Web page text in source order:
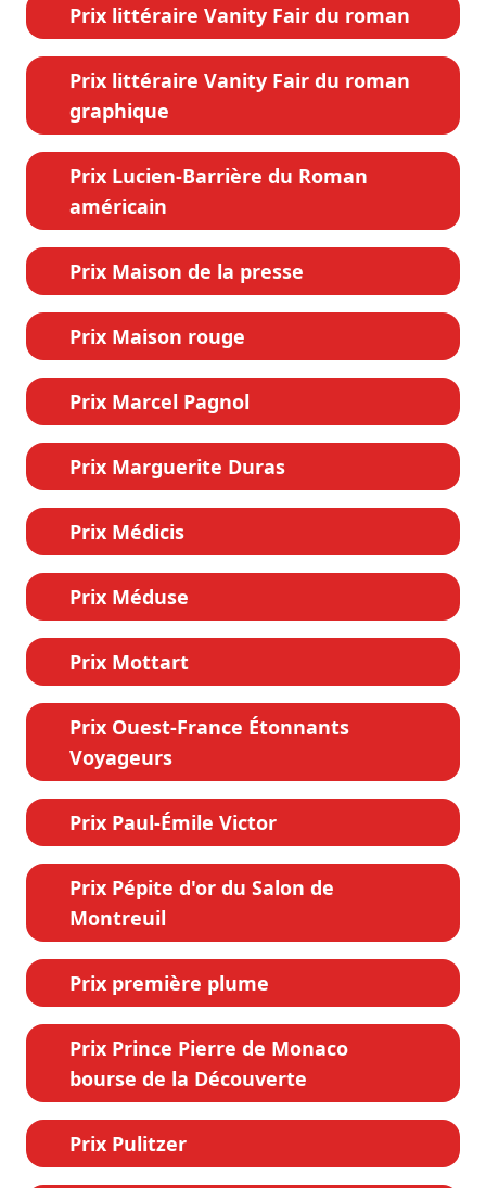
Prix littéraire Vanity Fair du roman
Prix littéraire Vanity Fair du roman
graphique
Prix Lucien-Barrière du Roman
américain
Prix Maison de la presse
Prix Maison rouge
Prix Marcel Pagnol
Prix Marguerite Duras
Prix Médicis
Prix Méduse
Prix Mottart
Prix Ouest-France Étonnants
Voyageurs
Prix Paul-Émile Victor
Prix Pépite d'or du Salon de
Montreuil
Prix première plume
Prix Prince Pierre de Monaco
bourse de la Découverte
Prix Pulitzer